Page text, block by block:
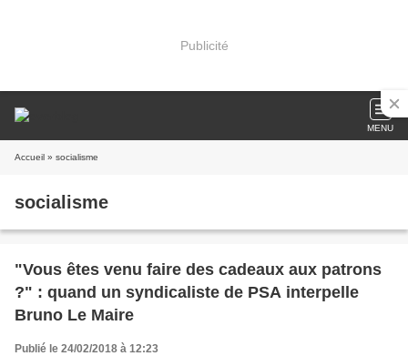
Publicité
MENU
Accueil » socialisme
socialisme
"Vous êtes venu faire des cadeaux aux patrons
?" : quand un syndicaliste de PSA interpelle
Bruno Le Maire
Publié le 24/02/2018 à 12:23